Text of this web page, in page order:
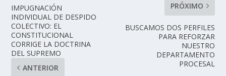
IMPUGNACIÓN
INDIVIDUAL DE DESPIDO
COLECTIVO: EL
CONSTITUCIONAL
CORRIGE LA DOCTRINA
DEL SUPREMO
ANTERIOR
PRÓXIMO
BUSCAMOS DOS PERFILES
PARA REFORZAR
NUESTRO
DEPARTAMENTO
PROCESAL